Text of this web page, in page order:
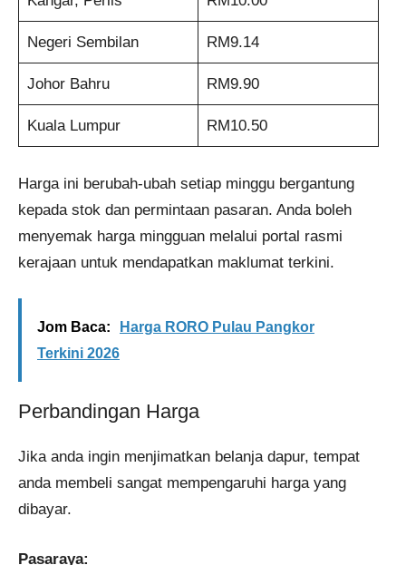
Negeri Sembilan RM9.14
Johor Bahru RM9.90
Kuala Lumpur RM10.50
Harga ini berubah-ubah setiap minggu bergantung
kepada stok dan permintaan pasaran. Anda boleh
menyemak harga mingguan melalui portal rasmi
kerajaan untuk mendapatkan maklumat terkini.
Jom Baca:
Harga RORO Pulau Pangkor
Terkini 2026
Perbandingan Harga
Jika anda ingin menjimatkan belanja dapur, tempat
anda membeli sangat mempengaruhi harga yang
dibayar.
Pasaraya: